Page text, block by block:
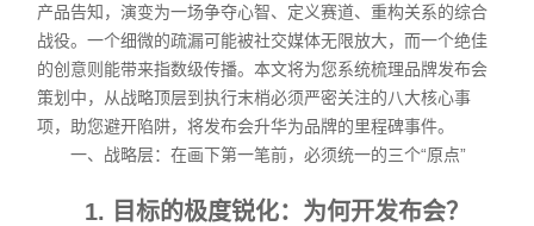
产品告知，演变为一场争夺心智、定义赛道、重构关系的综合
战役。一个细微的疏漏可能被社交媒体无限放大，而一个绝佳
的创意则能带来指数级传播。本文将为您系统梳理品牌发布会
策划中，从战略顶层到执行末梢必须严密关注的八大核心事
项，助您避开陷阱，将发布会升华为品牌的里程碑事件。
一、战略层：在画下第一笔前，必须统一的三个“原点”
1. 目标的极度锐化：为何开发布会？